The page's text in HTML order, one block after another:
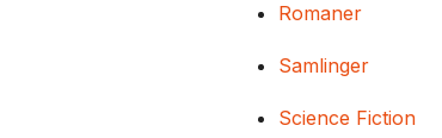
Romaner
Samlinger
Science Fiction